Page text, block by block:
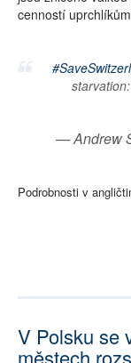
cenností
— Andrew
Podrobnosti v
V Polsku se